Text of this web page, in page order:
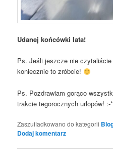
Udanej końcówki lata!
Ps. Jeśli jeszcze nie
koniecznie to zróbcie!
Ps. Pozdrawiam gorąco
trakcie tegorocznych urlopów! :-*
Zaszufladkowano do kategorii
Dodaj komentarz